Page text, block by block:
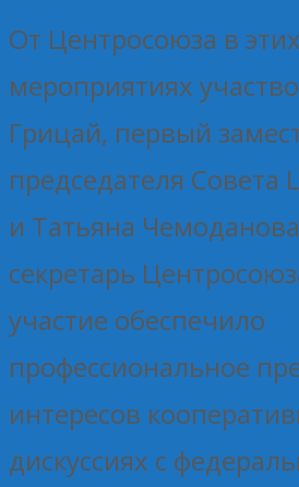
От Центросоюза в этих
мероприятиях
Грицай, первый
председателя Совета
и Татьяна
секретарь
участие обеспечило
профессиональное
интересов
дискуссиях с